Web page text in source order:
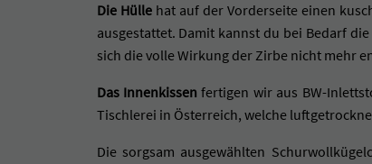
Die Hüllehat auf der Vorderseite einen
ausgestattet. Damit kannst du bei Bedarf
sich die volle Wirkung der Zirbe nicht mehr
Das Innenkissen fertigen wir aus BW-
Tischlerei in Österreich, welche
Die sorgsam ausgewählten